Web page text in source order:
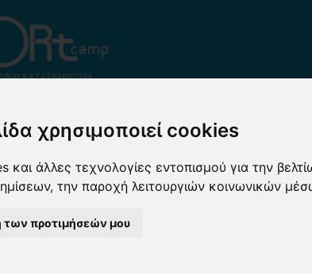
χρησιμοποιεί cookies
και άλλες τεχνολογίες εντοπισμού για την
την παροχή λειτουργιών κοινωνικών
των προτιμήσεών μου
SPORTCAMP ΚΑΤΑΣΚΗΝΩΣΗ ΕΓΓΡΑΦΕΣ
ΑΦΙΞΗΣ Γ'
16.7.23